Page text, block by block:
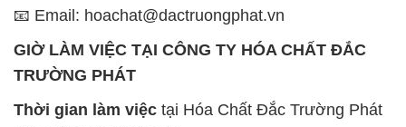
TRƯỜNG PHÁT
ĐỊA CHỈ: 1229C Quốc lộ 1A, Phường Bình Trị
Đông B, Quận Bình Tân, Sài Gòn TP. Hồ Chí
Minh